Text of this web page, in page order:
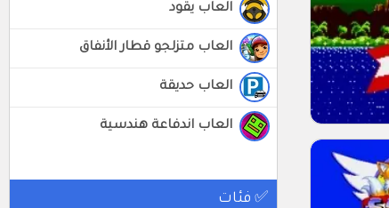
العاب يقود
العاب متزلجو قطار الأنفاق
العاب حديقة
العاب اندفاعة هندسية
✅ فئات